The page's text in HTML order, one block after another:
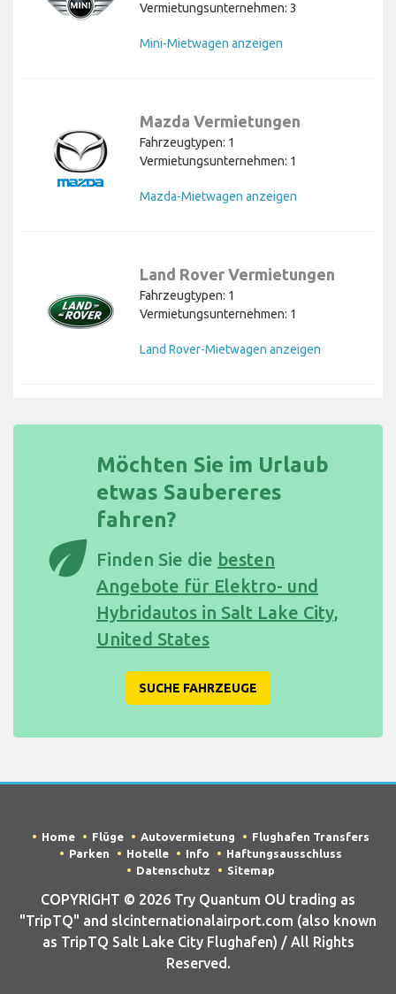
Vermietungsunternehmen: 3
Mini-Mietwagen anzeigen
Mazda Vermietungen
Fahrzeugtypen: 1
Vermietungsunternehmen: 1
Mazda-Mietwagen anzeigen
Land Rover Vermietungen
Fahrzeugtypen: 1
Vermietungsunternehmen: 1
Land Rover-Mietwagen anzeigen
eco
Möchten Sie im Urlaub
etwas Saubereres
fahren?
Finden Sie die besten
Angebote für Elektro- und
Hybridautos in Salt Lake City,
United States
SUCHE FAHRZEUGE
Home Flüge Autovermietung
Flughafen Transfers
Parken
Hotelle Info
Haftungsausschluss
Datenschutz
Sitemap
COPYRIGHT © 2026 Try Quantum OU trading as
"TripTQ" and slcinternationalairport.com (also known
as TripTQ Salt Lake City Flughafen) / All Rights
Reserved.